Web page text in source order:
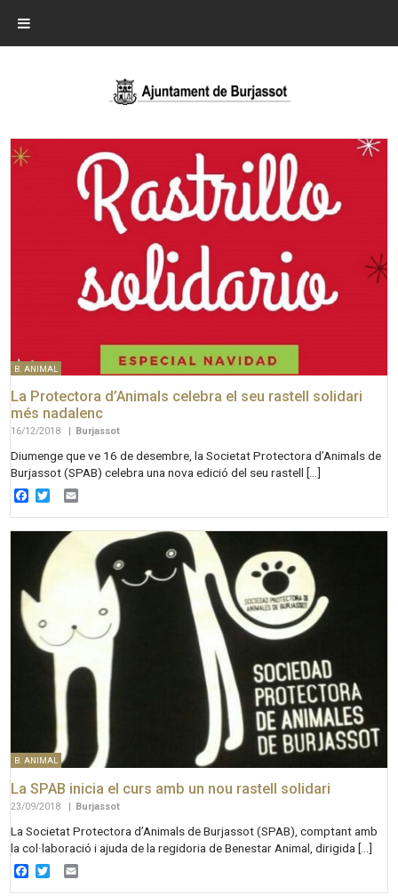
B. ANIMAL
La Protectora d’Animals celebra el seu rastell solidari
més nadalenc
16/12/2018 Burjassot
Diumenge que ve 16 de desembre, la Societat Protectora d’Animals de
Burjassot (SPAB) celebra una nova edició del seu rastell […]
Facebook
Twitter
B. ANIMAL
La SPAB inicia el curs amb un nou rastell solidari
23/09/2018 | Burjassot
La Societat Protectora d’Animals de Burjassot (SPAB), comptant amb
la col·laboració i ajuda de la regidoria de Benestar Animal, dirigida […]
Facebook
Twitter